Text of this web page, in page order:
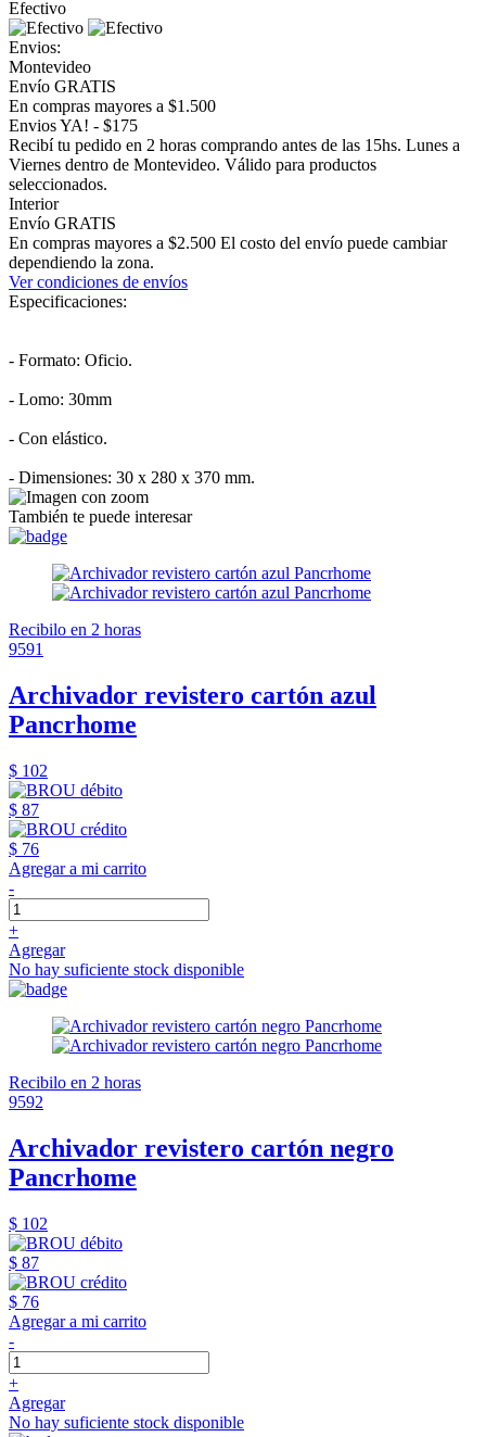
Efectivo
Envios:
Montevideo
Envío GRATIS
En compras mayores a $1.500
Envios YA! - $175
Recibí tu pedido en 2 horas comprando antes de las 15hs. Lunes a
Viernes dentro de Montevideo. Válido para productos
seleccionados.
Interior
Envío GRATIS
En compras mayores a $2.500 El costo del envío puede cambiar
dependiendo la zona.
Ver condiciones de envíos
Especificaciones:
- Formato: Oficio.
- Lomo: 30mm
- Con elástico.
- Dimensiones: 30 x 280 x 370 mm.
También te puede interesar
Recibilo en 2 horas
9591
Archivador revistero cartón azul
Pancrhome
$ 102
$ 87
$ 76
Agregar a mi carrito
-
+
Agregar
No hay suficiente stock disponible
Recibilo en 2 horas
9592
Archivador revistero cartón negro
Pancrhome
$ 102
$ 87
$ 76
Agregar a mi carrito
-
+
Agregar
No hay suficiente stock disponible